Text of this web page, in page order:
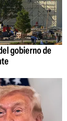
gobierno de